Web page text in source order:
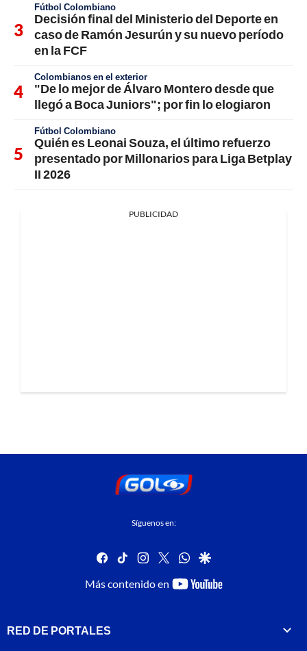
Fútbol Colombiano
Decisión final del Ministerio del Deporte en
caso de Ramón Jesurún y su nuevo período
en la FCF
Colombianos en el exterior
"De lo mejor de Álvaro Montero desde que
llegó a Boca Juniors"; por fin lo elogiaron
Fútbol Colombiano
Quién es Leonai Souza, el último refuerzo
presentado por Millonarios para Liga Betplay
II 2026
PUBLICIDAD
Síguenos en:
facebook
tiktok instagram
twitterwhatsapp
google
Más contenido en
youtube-
RED DE PORTALES